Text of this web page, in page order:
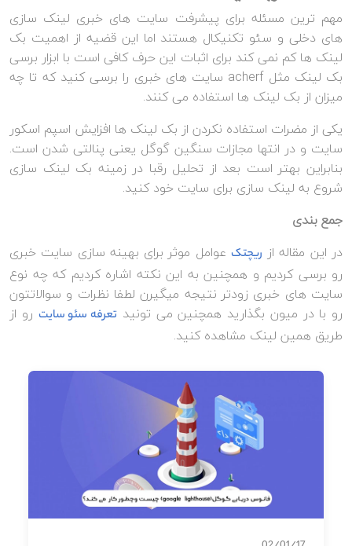
مهم ترین مسئله برای پیشرفت سایت های خبری لینک سازی
های دخلی و سئو تکنیکال هستند اما این قضیه از اهمیت بک
لینک ها کم نمی کند برای اثبات این حرف کافی است با ابزار برسی
بک لینک مثل acherf سایت های خبری را برسی کنید که تا چه
میزان از بک لینک ها استفاده می کنند.
یکی از مضرات استفاده نکردن از بک لینک ها افزایش اسپم اسکور
سایت و در انتها مجازات سنگین گوگل یعنی پنالتی شدن است.
بنابراین بهتر است بعد از تحلیل رقبا در زمینه بک لینک سازی
شروع به لینک سازی برای سایت خود کنید.
جمع بندی
در این مقاله از ریچتک عوامل موثر برای بهینه سازی سایت خبری
رو برسی کردیم و همچنین به این نکته اشاره کردیم که چه نوع
سایت های خبری زودتر نتیجه میگیرن لطفا نظرات و سوالاتتون
رو با در میون بگذارید همچنین می تونید تعرفه سئو سایت رو از
طریق همین لینک مشاهده کنید.